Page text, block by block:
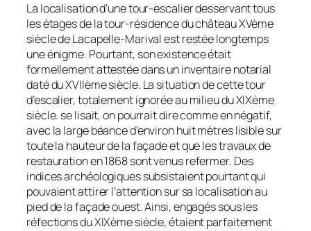
La localisation d’une tour-escalier desservant tous
les étages de la tour-résidence du château XVème
siècle de Lacapelle-Marival est restée longtemps
une énigme. Pourtant, son existence était
formellement attestée dans un inventaire notarial
daté du XVIIème siècle. La situation de cette tour
d’escalier, totalement ignorée au milieu du XIXème
siècle. se lisait, on pourrait dire comme en négatif,
avec la large béance d’environ huit mètres lisible sur
toute la hauteur de la façade et que les travaux de
restauration en 1868 sont venus refermer. Des
indices archéologiques subsistaient pourtant qui
pouvaient attirer l’attention sur sa localisation au
pied de la façade ouest. Ainsi, engagés sous les
réfections du XIXème siècle, étaient parfaitement